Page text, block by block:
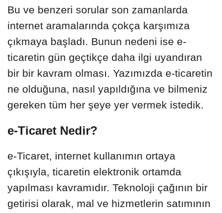
Bu ve benzeri sorular son zamanlarda
internet aramalarında çokça karşımıza
çıkmaya başladı. Bunun nedeni ise e-
ticaretin gün geçtikçe daha ilgi uyandıran
bir bir kavram olması. Yazımızda e-ticaretin
ne olduğuna, nasıl yapıldığına ve bilmeniz
gereken tüm her şeye yer vermek istedik.
e-Ticaret Nedir?
e-Ticaret, internet kullanımın ortaya
çıkışıyla, ticaretin elektronik ortamda
yapılması kavramıdır. Teknoloji çağının bir
getirisi olarak, mal ve hizmetlerin satımının